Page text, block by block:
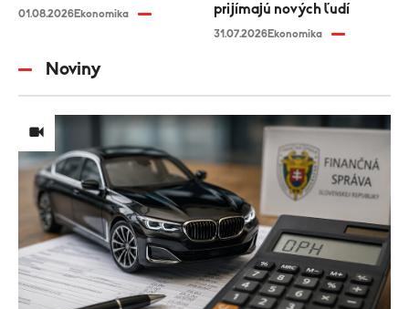
01.08.2026Ekonomika
prijímajú nových ľudí
31.07.2026Ekonomika
Noviny